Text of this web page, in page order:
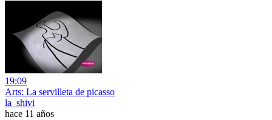
19:09
Arts: La servilleta de picasso
la_shivi
hace 11 años